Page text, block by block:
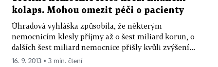
kolaps. Mohou omezit péči o pacienty
Úhradová vyhláška způsobila, že některým
nemocnicím klesly příjmy až o šest miliard korun, o
dalších šest miliard nemocnice přišly kvůli zvýšení...
16. 9. 2013 ▪ 3 min. čtení